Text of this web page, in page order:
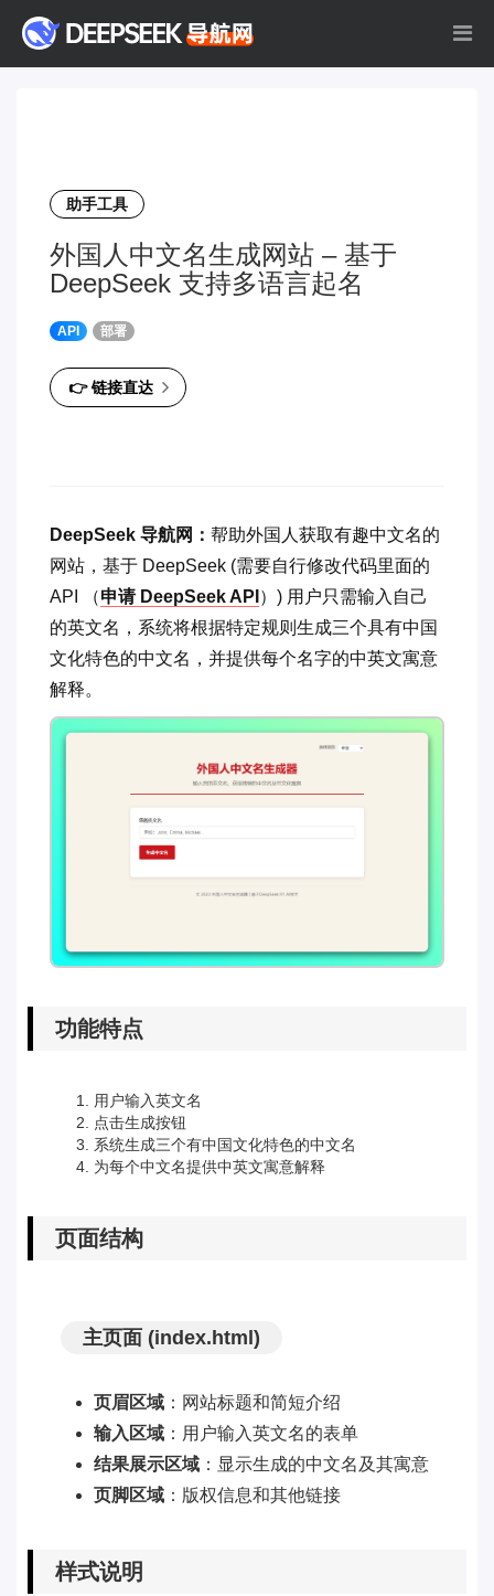
助手工具
外国人中文名生成网站 – 基于
DeepSeek 支持多语言起名
API 部署
👉 链接直达
DeepSeek 导航网： 帮助外国人获取有趣中文名的
网站，基于 DeepSeek (需要自行修改代码里面的
API （申请 DeepSeek API ）) 用户只需输入自己
的英文名，系统将根据特定规则生成三个具有中国
文化特色的中文名，并提供每个名字的中英文寓意
解释。
功能特点
用户输入英文名
点击生成按钮
系统生成三个有中国文化特色的中文名
为每个中文名提供中英文寓意解释
页面结构
主页面 (index.html)
页眉区域 ：网站标题和简短介绍
输入区域 ：用户输入英文名的表单
结果展示区域 ：显示生成的中文名及其寓意
页脚区域 ：版权信息和其他链接
样式说明